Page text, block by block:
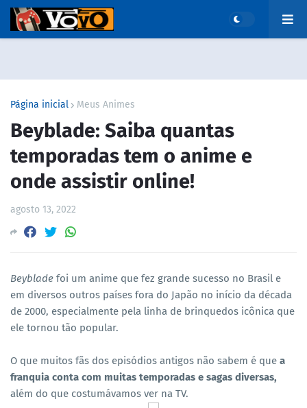
Página inicial Meus Animes
Beyblade: Saiba quantas
temporadas tem o anime e
onde assistir online!
agosto 13, 2022
Beyblade foi um anime que fez grande sucesso no Brasil e
em diversos outros países fora do Japão no início da década
de 2000, especialmente pela linha de brinquedos icônica que
ele tornou tão popular.
O que muitos fãs dos episódios antigos não sabem é que a
franquia conta com muitas temporadas e sagas diversas,
além do que costumávamos ver na TV.